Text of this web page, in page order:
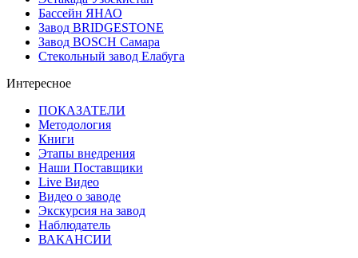
Бассейн ЯНАО
Завод BRIDGESTONE
Завод BOSCH Самара
Стекольный завод Елабуга
Интересное
ПОКАЗАТЕЛИ
Методология
Книги
Этапы внедрения
Наши Поставщики
Live Видео
Видео о заводе
Экскурсия на завод
Наблюдатель
ВАКАНСИИ